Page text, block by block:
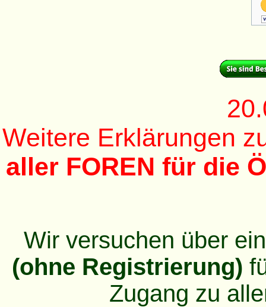
Weitere Erklärungen
aller FOREN für die
Wir versuchen über
(ohne Registrierung)
Zugang zu